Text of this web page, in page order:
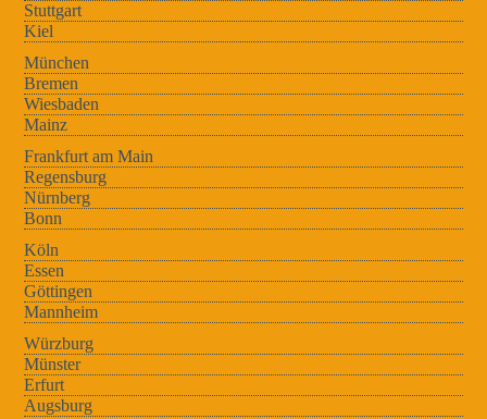
Stuttgart
Kiel
München
Bremen
Wiesbaden
Mainz
Frankfurt am Main
Regensburg
Nürnberg
Bonn
Köln
Essen
Göttingen
Mannheim
Würzburg
Münster
Erfurt
Augsburg